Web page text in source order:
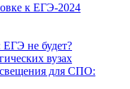
к ЕГЭ-2024
ЕГЭ не будет?
вузах
для СПО: